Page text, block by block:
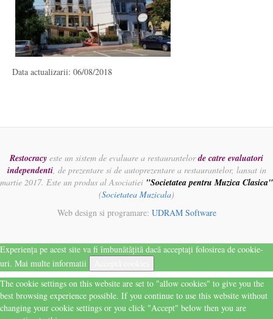
Data actualizarii: 06/08/2018
Restocracy este un sistem de evaluare a restaurantelorde catre evaluatori
independenti, de prezentare si de autoprezentare a restaurantelor, lansat in
martie 2017. Este un produs al Asociatiei "Societatea pentru Muzica Clasica"
(Societatea Muzicala)
Web design si programare: UDRAM Software
Experiența pe acest site va fi îmbunătățită dacă acceptați folosirea de cookie-
uri. Mai multe informatii
The cookie settings on this website are set to "allow cookies" to give you the
best browsing experience possible. If you continue to use this website without
changing your cookie settings or you click "Accept" below then you are